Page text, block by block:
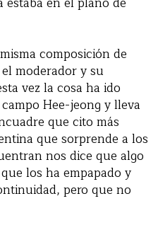
composición de
moderador y su
vez la cosa ha ido
Hee-jeong y lleva
que cito más
que sorprende a los
nos dice que algo
los ha empapado y
pero que no